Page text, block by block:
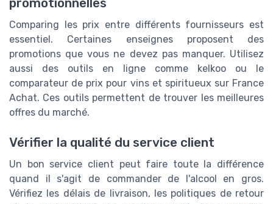
promotionnelles
Comparing les prix entre différents fournisseurs est
essentiel. Certaines enseignes proposent des
promotions que vous ne devez pas manquer. Utilisez
aussi des outils en ligne comme kelkoo ou le
comparateur de prix pour vins et spiritueux sur France
Achat. Ces outils permettent de trouver les meilleures
offres du marché.
Vérifier la qualité du service client
Un bon service client peut faire toute la différence
quand il s'agit de commander de l'alcool en gros.
Vérifiez les délais de livraison, les politiques de retour